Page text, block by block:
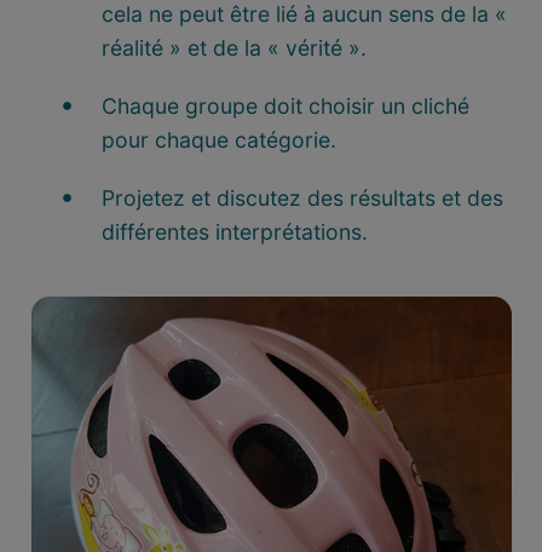
cela ne peut être lié à aucun sens de la «
réalité » et de la « vérité ».
Chaque groupe doit choisir un cliché
pour chaque catégorie.
Projetez et discutez des résultats et des
différentes interprétations.